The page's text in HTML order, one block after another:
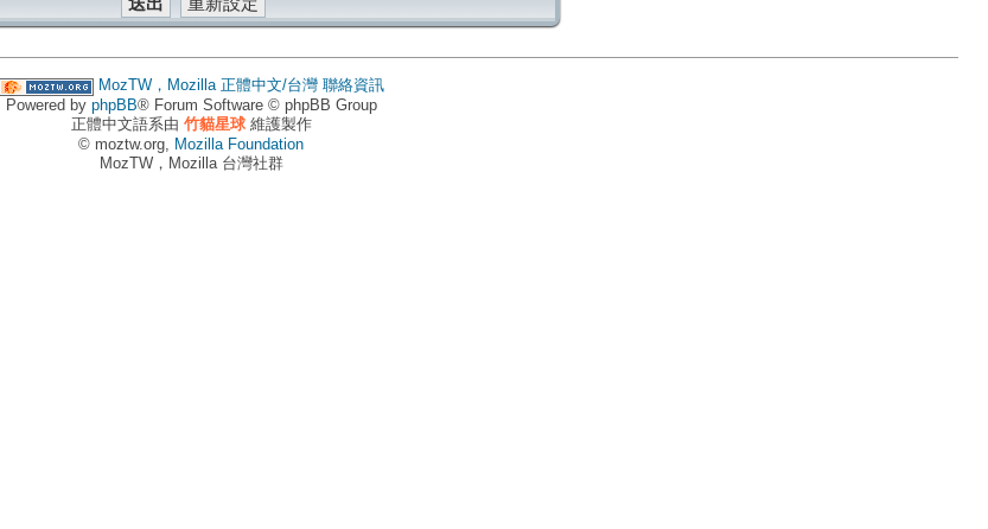
MozTW，Mozilla 正體中文/台灣 聯絡資訊
Powered by phpBB® Forum Software © phpBB Group
正體中文語系由 竹貓星球維護製作
© moztw.org, Mozilla Foundation
MozTW，Mozilla 台灣社群